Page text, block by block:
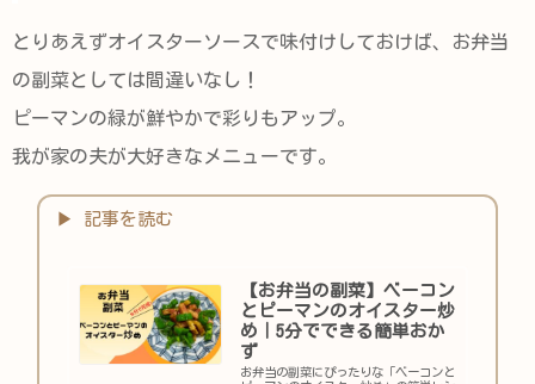
とりあえずオイスターソースで味付けしておけば、お弁当
の副菜としては間違いなし！
ピーマンの緑が鮮やかで彩りもアップ。
我が家の夫が大好きなメニューです。
【お弁当の副菜】ベーコン
とピーマンのオイスター炒
め｜5分でできる簡単おか
ず
お弁当の副菜にぴったりな「ベーコンと